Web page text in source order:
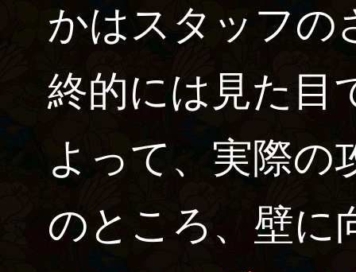
かはスタッフの
終的には見た目
よって、実際の
のところ、壁に